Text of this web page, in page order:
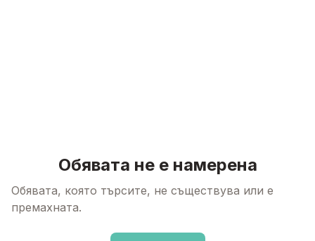
Обявата не е намерена
Обявата, която търсите, не съществува или е
премахната.